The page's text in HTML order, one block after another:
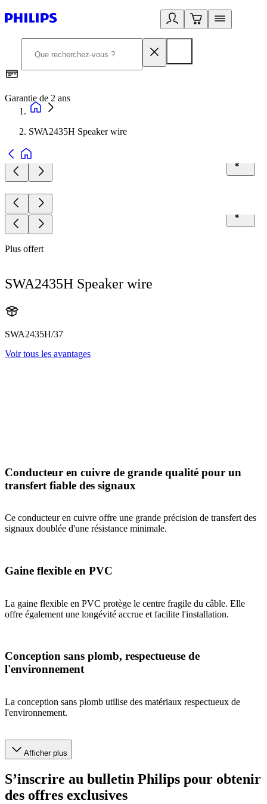
Garantie de 2 ans
SWA2435H Speaker wire
Plus offert
SWA2435H Speaker wire
SWA2435H/37
Voir tous les avantages
Conducteur en cuivre de grande qualité pour un
transfert fiable des signaux
Ce conducteur en cuivre offre une grande précision de transfert des
signaux doublée d'une résistance minimale.
Gaine flexible en PVC
La gaine flexible en PVC protège le centre fragile du câble. Elle
offre également une longévité accrue et facilite l'installation.
Conception sans plomb, respectueuse de
l'environnement
La conception sans plomb utilise des matériaux respectueux de
l'environnement.
Afficher plus
S’inscrire au bulletin Philips pour obtenir
des offres exclusives